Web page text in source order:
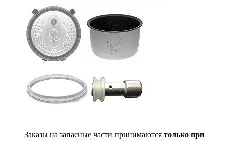
Заказы на запасные части принимаются только при